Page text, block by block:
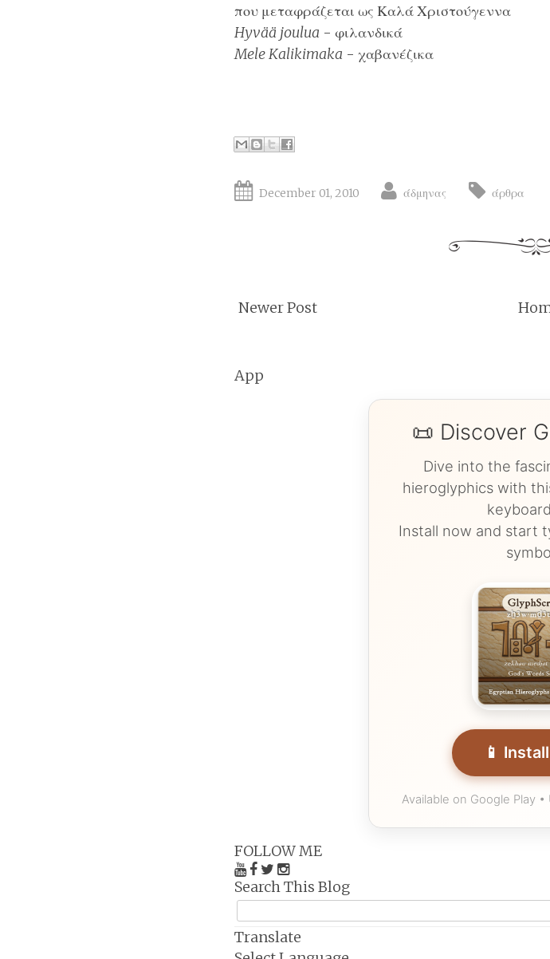
που μεταφράζεται ως Καλά Χριστούγεννα
Hyvää joulua - φιλανδικά
Mele Kalikimaka - χαβανέζικα
December 01, 2010 άδμηνας άρθρα
Newer Post
App
📜 Discover
Dive into the
hieroglyphics with
Install now and start
📱
Available on Google Play
FOLLOW ME
Search This Blog
Translate